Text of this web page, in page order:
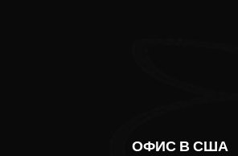
ОФИС В США